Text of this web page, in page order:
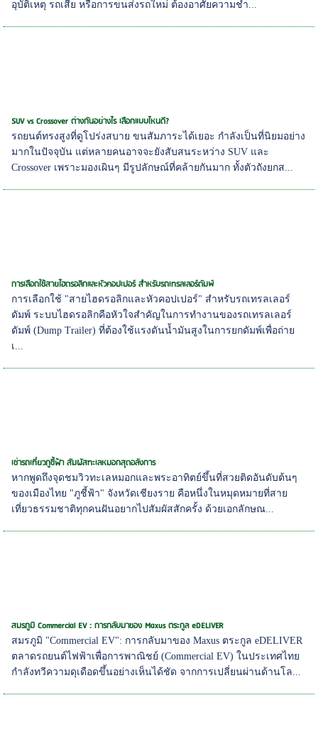
อุบัติเหตุ รถเสีย หรือการขนส่งรถใหม่ ต้องอาศัยความชำ...
SUV vs Crossover ต่างกันอย่างไร เลือกแบบไหนดี?
รถยนต์ทรงสูงที่ดูโปร่งสบาย ขนสัมภาระได้เยอะ กำลังเป็นที่นิยมอย่าง
มากในปัจจุบัน แต่หลายคนอาจจะยังสับสนระหว่าง SUV และ
Crossover เพราะมองเผินๆ มีรูปลักษณ์ที่คล้ายกันมาก ทั้งตัวถังยกส...
การเลือกใช้สายไฮดรอลิกและหัวคอปเปอร์ สำหรับรถเทรลเลอร์ดัมพ์
การเลือกใช้ "สายไฮดรอลิกและหัวคอปเปอร์" สำหรับรถเทรลเลอร์
ดัมพ์ ระบบไฮดรอลิกคือหัวใจสำคัญในการทำงานของรถเทรลเลอร์
ดัมพ์ (Dump Trailer) ที่ต้องใช้แรงดันน้ำมันสูงในการยกดัมพ์เพื่อถ่าย
เ...
เช่ารถเที่ยวภูชี้ฟ้า สัมผัสทะเลหมอกสุดอลังการ
หากพูดถึงจุดชมวิวทะเลหมอกและพระอาทิตย์ขึ้นที่สวยติดอันดับต้นๆ
ของเมืองไทย "ภูชี้ฟ้า" จังหวัดเชียงราย คือหนึ่งในหมุดหมายที่สาย
เที่ยวธรรมชาติทุกคนฝันอยากไปสัมผัสสักครั้ง ด้วยเอกลักษณ...
สมรภูมิ Commercial EV : การกลับมาของ Maxus ตระกูล eDELIVER
สมรภูมิ "Commercial EV": การกลับมาของ Maxus ตระกูล eDELIVER
ตลาดรถยนต์ไฟฟ้าเพื่อการพาณิชย์ (Commercial EV) ในประเทศไทย
กำลังทวีความดุเดือดขึ้นอย่างเห็นได้ชัด จากการเปลี่ยนผ่านด้านโล...